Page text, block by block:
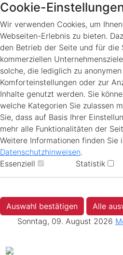
Cookie-
Wir verwenden Cookies, um
Webseiten-Erlebnis zu bieten.
den Betrieb der Seite und für die
kommerziellen
solche, die lediglich zu
Komforteinstellungen oder zur
Inhalte genutzt werden. Sie
welche Kategorien Sie zulassen
Sie, dass auf Basis Ihrer
mehr alle Funktionalitäten der
Weitere Informationen finden Sie
Datenschutzhinweisen.
Essenziell
Statistik
Auswahl bestätigen
Alle
Sonntag, 09. August 2026